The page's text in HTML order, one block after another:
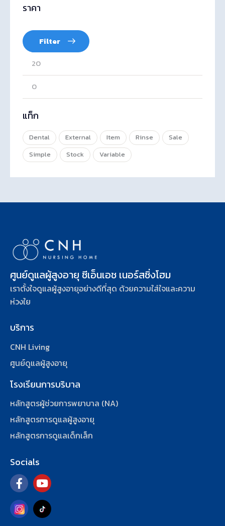
ราคา
Filter
แท็ก
Dental External Item Rinse
Sale
Simple
Stock Variable
ศูนย์ดูแลผู้สูงอายุ ซีเอ็นเอช เนอร์สซิ่งโฮม
เราตั้งใจดูแลผู้สูงอายุอย่างดีที่สุด ด้วยความใส่ใจและความ
ห่วงใย
บริการ
CNH Living
ศูนย์ดูแลผู้สูงอายุ
โรงเรียนการบริบาล
หลักสูตรผู้ช่วยการพยาบาล (NA)
หลักสูตรการดูแลผู้สูงอายุ
หลักสูตรการดูแลเด็กเล็ก
Socials